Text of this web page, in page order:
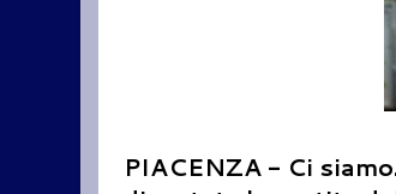
PIACENZA - Ci